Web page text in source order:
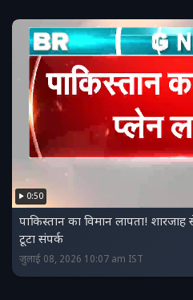
0:50
पाकिस्‍तान का विमान लापता!
टूटा संपर्क
जुलाई 08, 2026 10:07 am IST